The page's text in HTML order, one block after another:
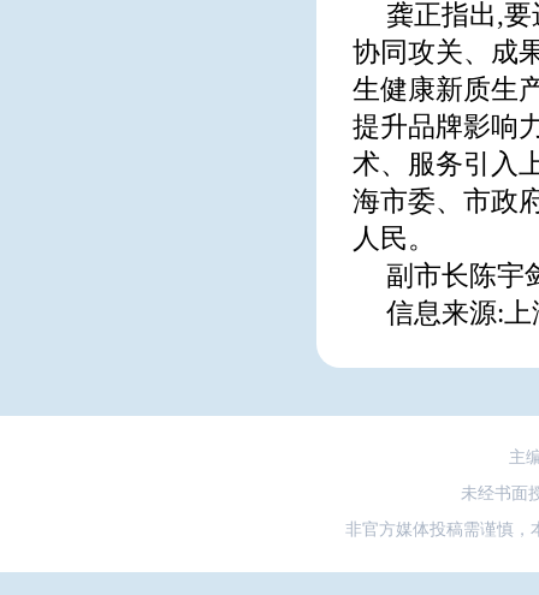
龚正指出,
协同攻关、成
生健康新质生
提升品牌影响
术、服务引入
海市委、市政
人民。
副市长陈宇
信息来源:
主
未经书面
非官方媒体投稿需谨慎，